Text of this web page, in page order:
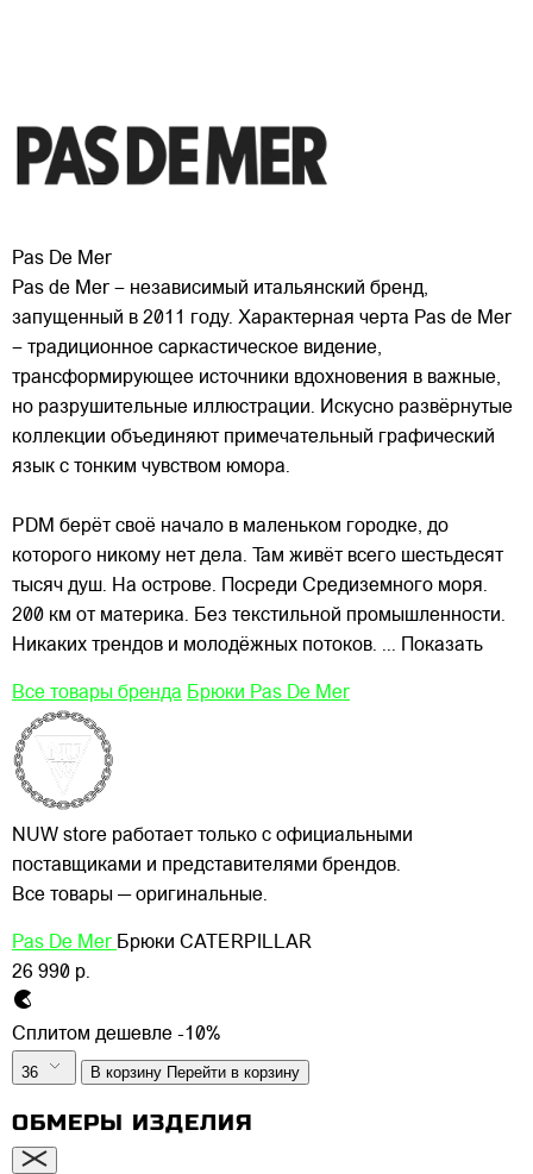
Pas De Mer
Pas de Mer – независимый итальянский бренд,
запущенный в 2011 году. Характерная черта Pas de Mer
– традиционное саркастическое видение,
трансформирующее источники вдохновения в важные,
но разрушительные иллюстрации. Искусно развёрнутые
коллекции объединяют примечательный графический
язык с тонким чувством юмора.
PDM берёт своё начало в маленьком городке, до
которого никому нет дела. Там живёт всего шестьдесят
тысяч душ. На острове. Посреди Средиземного моря.
200 км от материка. Без текстильной промышленности.
Никаких трендов и молодёжных потоков. ... Показать
Все товары бренда Брюки Pas De Mer
NUW store работает только с официальными
поставщиками и представителями брендов.
Все товары — оригинальные.
Pas De Mer Брюки CATERPILLAR
26 990 р.
Сплитом дешевле -10%
36 В корзину Перейти в корзину
ОБМЕРЫ ИЗДЕЛИЯ